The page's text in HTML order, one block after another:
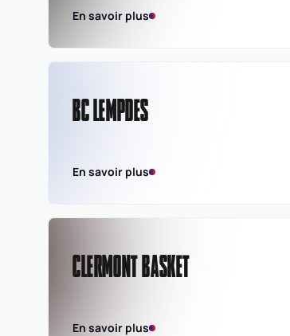
En savoir plus
BC LEMPDES
En savoir plus
CLERMONT BASKET
En savoir plus